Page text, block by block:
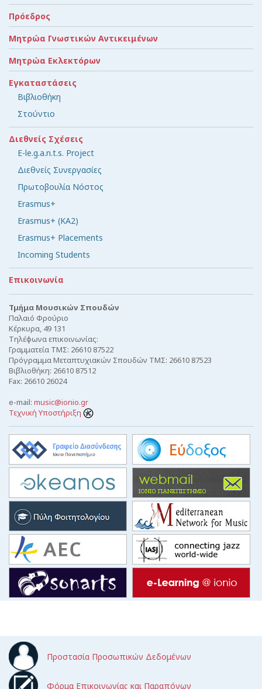
Πρόεδρος
Μητρώα Γνωστικών Αντικειμένων
Μητρώα Εκλεκτόρων
Εγκαταστάσεις
Βιβλιοθήκη
Στούντιο
Διεθνείς Σχέσεις
E-le.g.a.n.t.s. Project
Διεθνείς Συνεργασίες
Πρωτοβουλία Νόστος
Erasmus+
Erasmus+ (KA2)
Erasmus+ Placements
Incoming Students
Επικοινωνία
Τμήμα Μουσικών Σπουδών
Παλαιό Φρούριο
Κέρκυρα, 49 131
Τηλέφωνα επικοινωνίας:
Γραμματεία ΤΜΣ: 26610 87522
Πρόγραμμα Μεταπτυχιακών Σπουδών ΤΜΣ: 26610 87523
Βιβλιοθήκη: 26610 87512
Fax: 26610 26024
e-mail: music@ionio.gr
Τεχνική Υποστήριξη
Προστασία Προσωπικών Δεδομένων
Φόρμα Επικοινωνίας και Παραπόνων